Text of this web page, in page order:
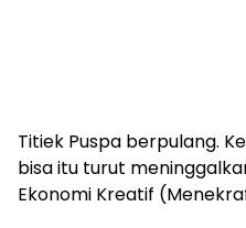
Titiek Puspa berpulang.
bisa itu turut
Ekonomi Kreatif